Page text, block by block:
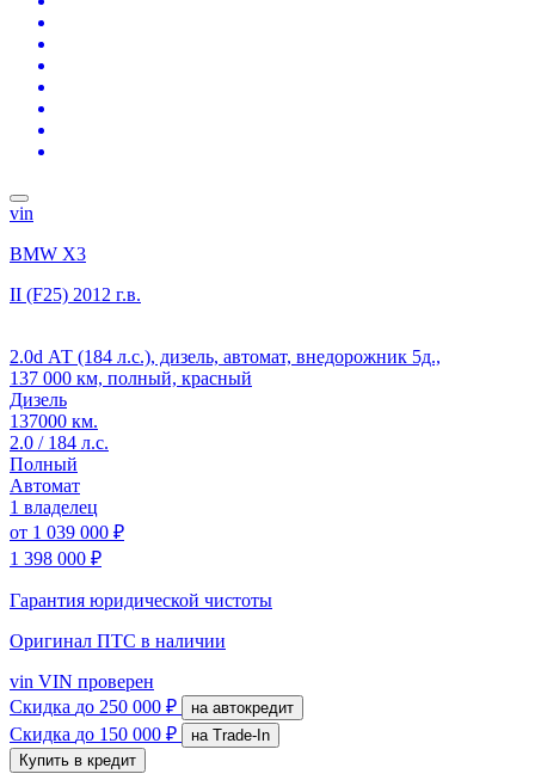
vin
BMW X3
II (F25) 2012 г.в.
2.0d АТ (184 л.с.), дизель, автомат, внедорожник 5д.,
137 000 км, полный, красный
Дизель
137000 км.
2.0 / 184 л.с.
Полный
Автомат
1 владелец
от 1 039 000 ₽
1 398 000 ₽
Гарантия юридической чистоты
Оригинал ПТС в наличии
vin VIN проверен
Скидка до 250 000 ₽ на автокредит
Скидка до 150 000 ₽
на Trade-In
Купить в кредит